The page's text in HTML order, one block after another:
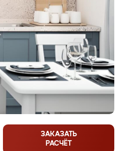
ЗАКАЗАТЬ
РАСЧЁТ